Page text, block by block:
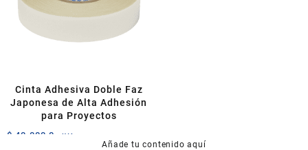
Cinta Adhesiva Doble Faz
Japonesa de Alta Adhesión
para Proyectos
$ 40.000,0 +IVA
Añade tu contenido aquí